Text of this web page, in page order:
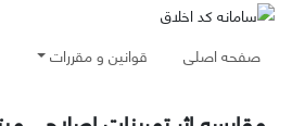
صفحه اصلی قوانین و مقررات